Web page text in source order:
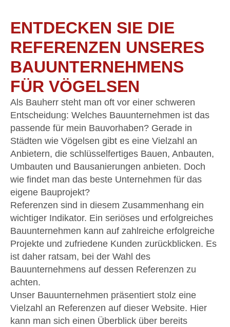
ENTDECKEN SIE DIE
REFERENZEN UNSERES
BAUUNTERNEHMENS
FÜR VÖGELSEN
Als Bauherr steht man oft vor einer schweren
Entscheidung: Welches Bauunternehmen ist das
passende für mein Bauvorhaben? Gerade in
Städten wie Vögelsen gibt es eine Vielzahl an
Anbietern, die schlüsselfertiges Bauen, Anbauten,
Umbauten und Bausanierungen anbieten. Doch
wie findet man das beste Unternehmen für das
eigene Bauprojekt?
Referenzen sind in diesem Zusammenhang ein
wichtiger Indikator. Ein seriöses und erfolgreiches
Bauunternehmen kann auf zahlreiche erfolgreiche
Projekte und zufriedene Kunden zurückblicken. Es
ist daher ratsam, bei der Wahl des
Bauunternehmens auf dessen Referenzen zu
achten.
Unser Bauunternehmen präsentiert stolz eine
Vielzahl an Referenzen auf dieser Website. Hier
kann man sich einen Überblick über bereits